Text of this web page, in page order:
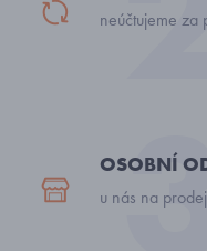
neúčtujeme za
OSOBNÍ
u nás na